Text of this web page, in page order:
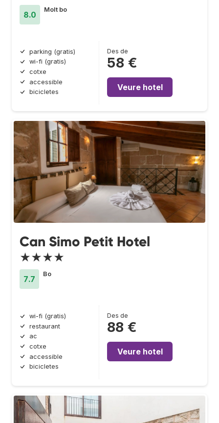
8.0
Molt bo
parking (gratis)
wi-fi (gratis)
cotxe
accessible
bicicletes
Des de
58 €
Veure hotel
Can Simo Petit Hotel
★★★★
7.7
Bo
wi-fi (gratis)
restaurant
ac
cotxe
accessible
bicicletes
Des de
88 €
Veure hotel